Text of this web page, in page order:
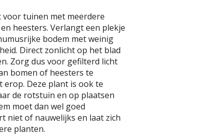
voor tuinen met meerdere
heesters. Verlangt een plekje
bodem met weinig
Direct zonlicht op het blad
Zorg dus voor gefilterd licht
bomen of heesters te
erop. Deze plant is ook te
de rotstuin en op plaatsen
moet dan wel goed
niet of nauwelijks en laat zich
planten.